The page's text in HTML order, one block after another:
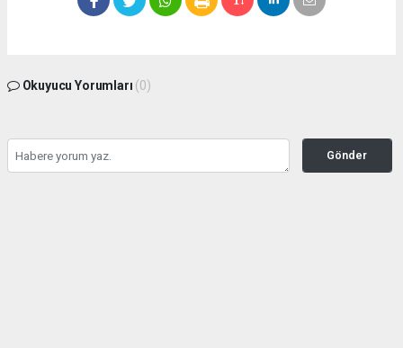
Okuyucu Yorumları (0)
Gönder